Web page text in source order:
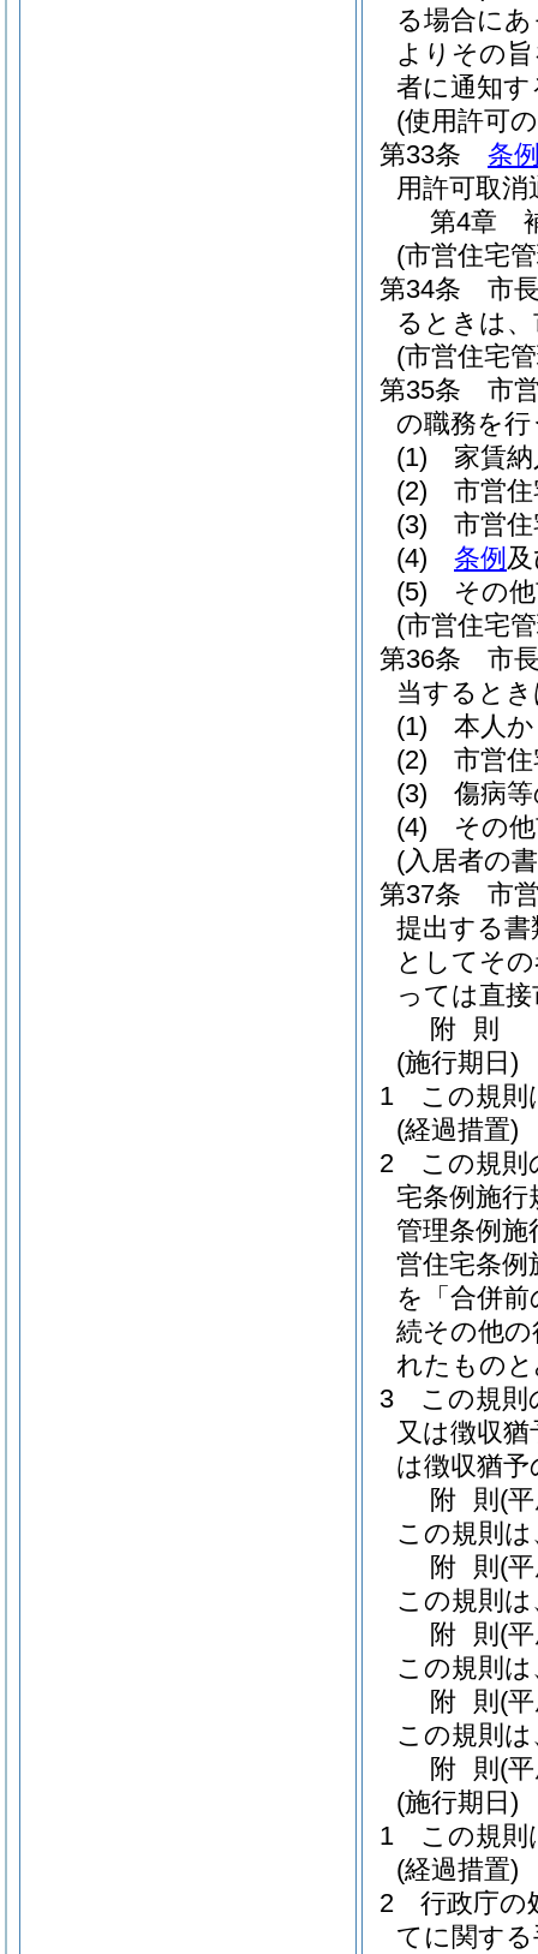
る場合に
よりその
者に通知
(使用許可
第33条
条
用許可取消
第4章
(市営住宅
第34条
市
るときは
(市営住宅
第35条
市
の職務を
(1)
家賃
(2)
市営
(3)
市営
(4)
条例
(5)
その
(市営住宅
第36条
市
当すると
(1)
本人
(2)
市営
(3)
傷病
(4)
その
(入居者の
第37条
市
提出する
としてそ
っては直
附 則
(施行期日)
1
この規則
(経過措置)
2
この規則
宅条例施行
管理条例施
営住宅条例
を「合併
続その他
れたもの
3
この規則
又は徴収
は徴収猶
附 則 (
この規則
附 則 (
この規則
附 則 (
この規則
附 則 (
この規則
附 則 (
(施行期日)
1
この規則
(経過措置)
2
行政庁の
てに関す